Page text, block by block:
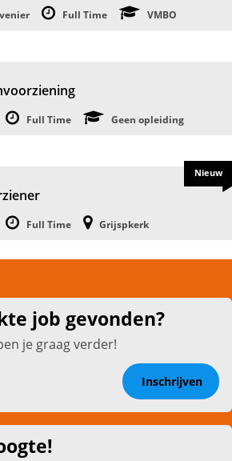
Full Time VMBO
Full Time Geen opleiding
Full Time Grijspkerk
Nieuw
job gevonden?
je graag verder!
Inschrijven